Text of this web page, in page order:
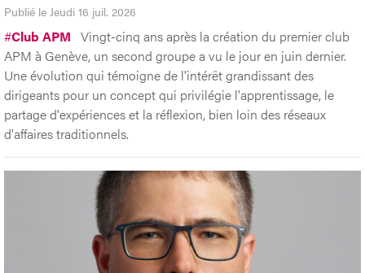
Publié le Jeudi 16 juil. 2026
#Club APM Vingt-cinq ans après la création du premier club
APM à Genève, un second groupe a vu le jour en juin dernier.
Une évolution qui témoigne de l'intérêt grandissant des
dirigeants pour un concept qui privilégie l'apprentissage, le
partage d'expériences et la réflexion, bien loin des réseaux
d'affaires traditionnels.